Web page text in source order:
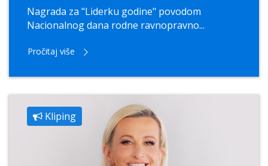
Nagrada za "Liderku godine" povodom
Nacionalnog dana rodne ravnopravno...
Pročitaj više
Kliping